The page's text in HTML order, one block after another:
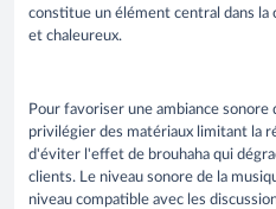
constitue un élément central dans la
et chaleureux.
Pour favoriser une ambiance sonore
privilégier des matériaux limitant la
d'éviter l'effet de brouhaha qui
clients. Le niveau sonore de la
niveau compatible avec les